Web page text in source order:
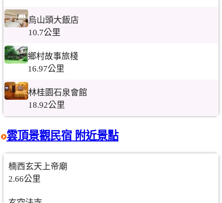
烏山頭大飯店
10.7公里
鄉村故事旅棧
16.97公里
林桂園石泉會館
18.92公里
雲頂景觀民宿 附近景點
楠西玄天上帝廟
2.66公里